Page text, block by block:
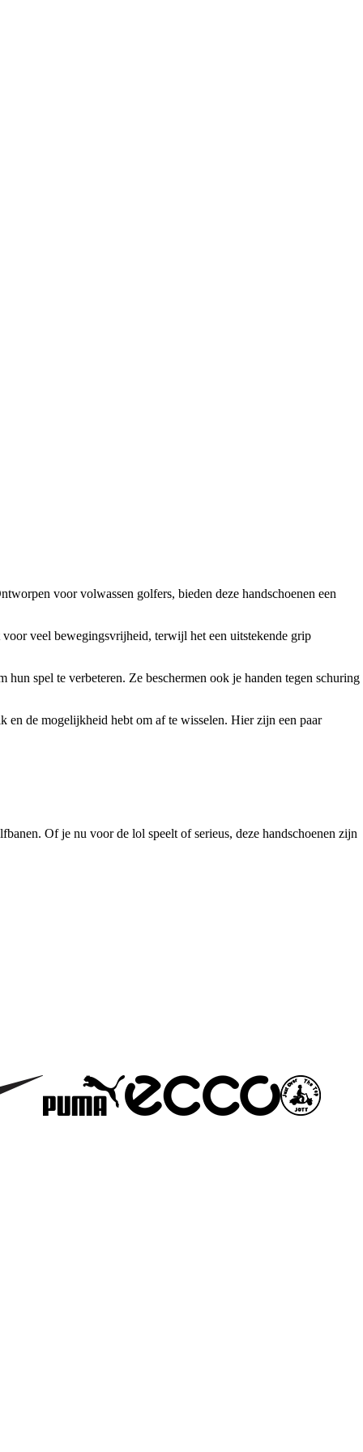
voor volwassen golfers, bieden deze handschoenen een
veel bewegingsvrijheid, terwijl het een uitstekende grip
spel te verbeteren. Ze beschermen ook je handen tegen schuring
en de mogelijkheid hebt om af te wisselen. Hier zijn een paar
Of je nu voor de lol speelt of serieus, deze handschoenen zijn